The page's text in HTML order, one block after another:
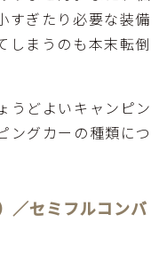
すぎたり必要な装備
しまうのも本末転倒
うどよいキャンピン
ングカーの種類につ
／セミフルコンバ